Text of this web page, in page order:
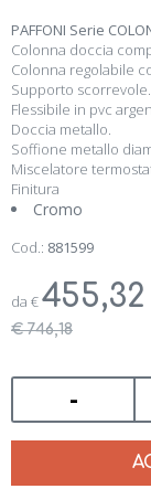
PAFFONI Serie
Colonna doccia
Colonna regolabile
Supporto scorrevole.
Flessibile in pvc
Doccia metallo.
Soffione metallo
Miscelatore
Finitura
Cromo
Cod.: 881599
da €455,32
€ 746,18
-